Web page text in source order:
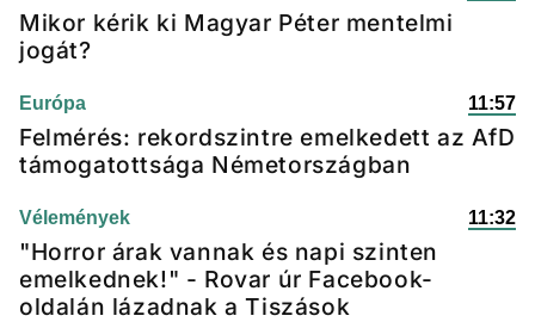
Mikor kérik ki Magyar Péter mentelmi
jogát?
Európa 11:57
Felmérés: rekordszintre emelkedett az AfD
támogatottsága Németországban
Vélemények 11:32
"Horror árak vannak és napi szinten
emelkednek!" - Rovar úr Facebook-
oldalán lázadnak a Tiszások